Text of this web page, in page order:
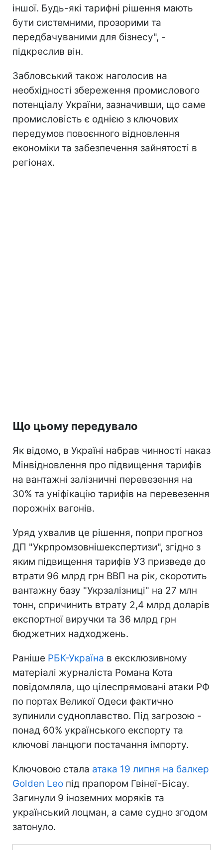
іншої. Будь-які тарифні рішення мають
бути системними, прозорими та
передбачуваними для бізнесу", -
підкреслив він.
Забловський також наголосив на
необхідності збереження промислового
потенціалу України, зазначивши, що саме
промисловість є однією з ключових
передумов повоєнного відновлення
економіки та забезпечення зайнятості в
регіонах.
Що цьому передувало
Як відомо, в Україні набрав чинності наказ
Мінвідновлення про підвищення тарифів
на вантажні залізничні перевезення на
30% та уніфікацію тарифів на перевезення
порожніх вагонів.
Уряд ухвалив це рішення, попри прогноз
ДП "Укрпромзовнішекспертизи", згідно з
яким підвищення тарифів УЗ призведе до
втрати 96 млрд грн ВВП на рік, скоротить
вантажну базу "Укрзалізниці" на 27 млн
тонн, спричинить втрату 2,4 млрд доларів
експортної виручки та 36 млрд грн
бюджетних надходжень.
Раніше РБК-Україна в ексклюзивному
матеріалі журналіста Романа Кота
повідомляла, що цілеспрямовані атаки РФ
по портах Великої Одеси фактично
зупинили судноплавство. Під загрозою -
понад 60% українського експорту та
ключові ланцюги постачання імпорту.
Ключовою стала атака 19 липня на балкер
Golden Leo під прапором Гвінеї-Бісау.
Загинули 9 іноземних моряків та
український лоцман, а саме судно згодом
затонуло.